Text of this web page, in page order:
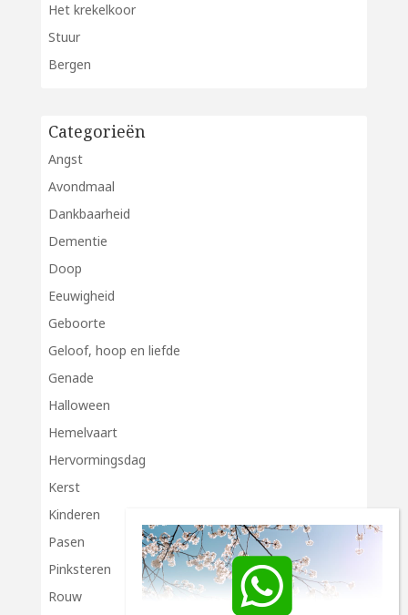
Het krekelkoor
Stuur
Bergen
Categorieën
Angst
Avondmaal
Dankbaarheid
Dementie
Doop
Eeuwigheid
Geboorte
Geloof, hoop en liefde
Genade
Halloween
Hemelvaart
Hervormingsdag
Kerst
Kinderen
Pasen
Pinksteren
Rouw